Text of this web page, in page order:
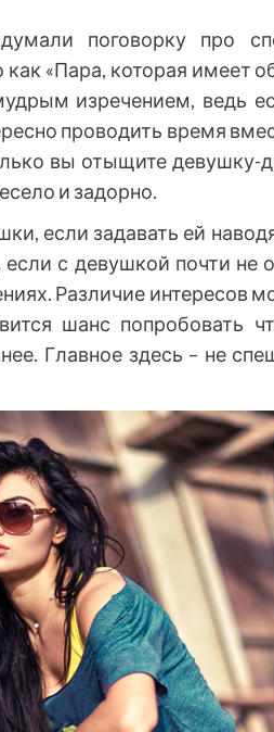
поговорку про
как «Пара, которая имеет
изречением, ведь
проводить время
вы отыщите девушку-
и задорно.
если задавать ей
с девушкой почти не
Различие интересов
шанс попробовать
Главное здесь – не